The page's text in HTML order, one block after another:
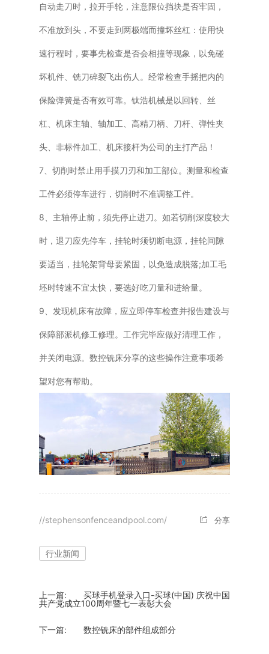
自动走刀时，拉开手轮，注意限位挡块是否牢固，
不准放到头，不要走到两极端而撞坏丝杠：使用快
速行程时，要事先检查是否会相撞等现象，以免碰
坏机件、铣刀碎裂飞出伤人。经常检查手摇把内的
保险弹簧是否有效可靠。钛浩机械是以回转、丝
杠、机床主轴、轴加工、高精刀柄、刀杆、弹性夹
头、非标件加工、机床接杆为公司的主打产品！
7、切削时禁止用手摸刀刃和加工部位。测量和检查
工件必须停车进行，切削时不准调整工件。
8、主轴停止前，须先停止进刀。如若切削深度较大
时，退刀应先停车，挂轮时须切断电源，挂轮间隙
要适当，挂轮架背母要紧固，以免造成脱落;加工毛
坯时转速不宜太快，要选好吃刀量和进给量。
9、发现机床有故障，应立即停车检查并报告建设与
保障部派机修工修理。工作完毕应做好清理工作，
并关闭电源。数控铣床分享的这些操作注意事项希
望对您有帮助。
//stephensonfenceandpool.com/ 分享
行业新闻
上一篇:
买球手机登录入口-买球(中国) 庆祝中国
共产党成立100周年暨七一表彰大会
下一篇: 数控铣床的部件组成部分